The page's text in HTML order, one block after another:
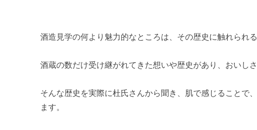
酒造見学の何より魅力的なところは、その歴史に触れられる
酒蔵の数だけ受け継がれてきた想いや歴史があり、おいし
そんな歴史を実際に杜氏さんから聞き、肌で感じることで
ます。